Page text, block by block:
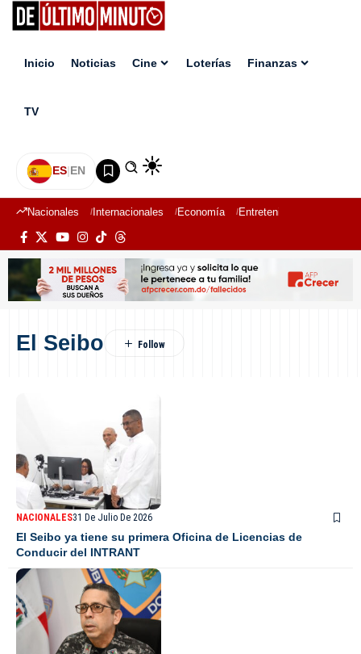
Inicio Noticias Cine Loterías Finanzas
TV
ES|EN
Nacionales Internacionales Economía Entretenimiento
El Seibo
NACIONALES31 De Julio De 2026
El Seibo ya tiene su primera Oficina de Licencias de
Conducir del INTRANT